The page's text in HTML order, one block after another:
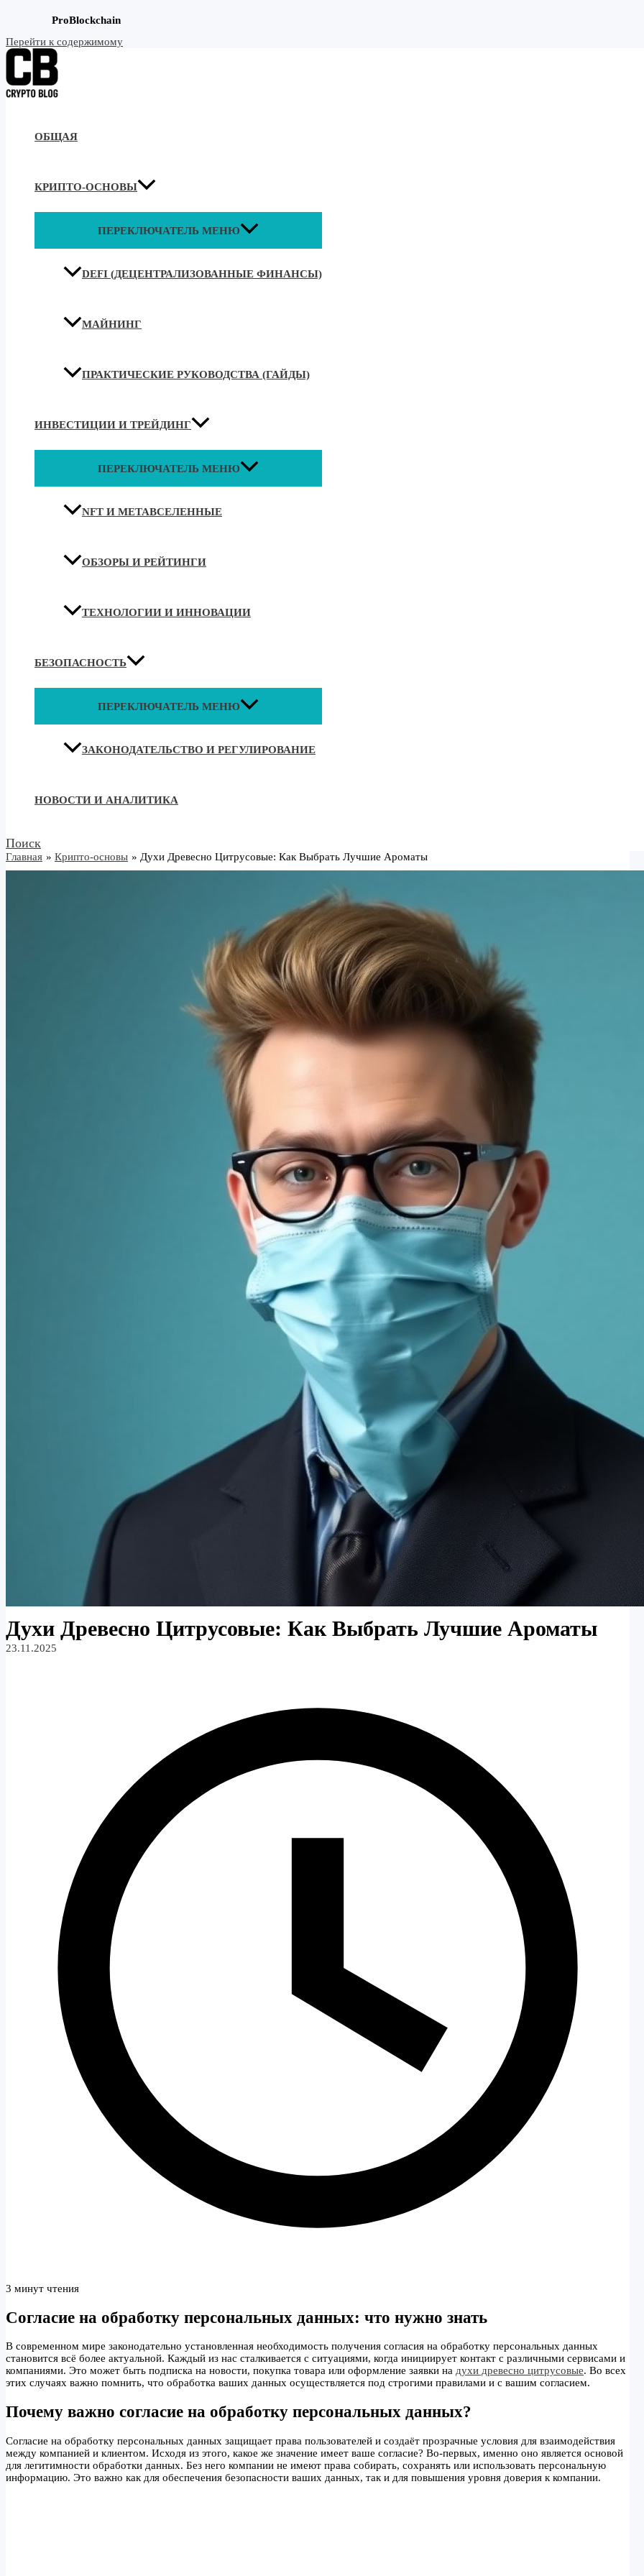
ProBlockchain
Перейти к содержимому
ОБЩАЯ
КРИПТО-ОСНОВЫ
ПЕРЕКЛЮЧАТЕЛЬ МЕНЮ
DEFI (ДЕЦЕНТРАЛИЗОВАННЫЕ ФИНАНСЫ)
МАЙНИНГ
ПРАКТИЧЕСКИЕ РУКОВОДСТВА (ГАЙДЫ)
ИНВЕСТИЦИИ И ТРЕЙДИНГ
ПЕРЕКЛЮЧАТЕЛЬ МЕНЮ
NFT И МЕТАВСЕЛЕННЫЕ
ОБЗОРЫ И РЕЙТИНГИ
ТЕХНОЛОГИИ И ИННОВАЦИИ
БЕЗОПАСНОСТЬ
ПЕРЕКЛЮЧАТЕЛЬ МЕНЮ
ЗАКОНОДАТЕЛЬСТВО И РЕГУЛИРОВАНИЕ
НОВОСТИ И АНАЛИТИКА
Поиск
Главная Крипто-основы Духи Древесно Цитрусовые: Как Выбрать Лучшие Ароматы
Духи Древесно Цитрусовые: Как Выбрать Лучшие Ароматы
23.11.2025
3 минут чтения
Согласие на обработку персональных данных: что нужно знать
В современном мире законодательно установленная необходимость получения согласия на обработку персональных данных
становится всё более актуальной. Каждый из нас сталкивается с ситуациями, когда инициирует контакт с различными сервисами и
компаниями. Это может быть подписка на новости, покупка товара или оформление заявки на духи древесно цитрусовые. Во всех
этих случаях важно помнить, что обработка ваших данных осуществляется под строгими правилами и с вашим согласием.
Почему важно согласие на обработку персональных данных?
Согласие на обработку персональных данных защищает права пользователей и создаёт прозрачные условия для взаимодействия
между компанией и клиентом. Исходя из этого, какое же значение имеет ваше согласие? Во-первых, именно оно является основой
для легитимности обработки данных. Без него компании не имеют права собирать, сохранять или использовать персональную
информацию. Это важно как для обеспечения безопасности ваших данных, так и для повышения уровня доверия к компании.